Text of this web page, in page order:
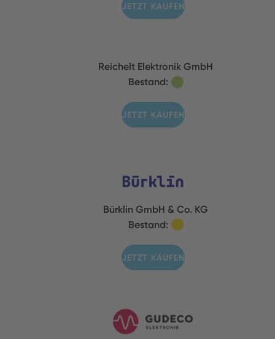
JETZT KAUFEN
Reichelt Elektronik GmbH
Bestand:
JETZT KAUFEN
Bürklin GmbH & Co. KG
Bestand:
JETZT KAUFEN